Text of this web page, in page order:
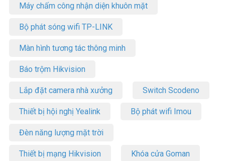
Máy chấm công nhận diện khuôn mặt
Bộ phát sóng wifi TP-LINK
Màn hình tương tác thông minh
Báo trộm Hikvision
Lắp đặt camera nhà xưởng Switch Scodeno
Thiết bị hội nghị Yealink Bộ phát wifi Imou
Đèn năng lượng mặt trời
Thiết bị mạng Hikvision Khóa cửa Goman